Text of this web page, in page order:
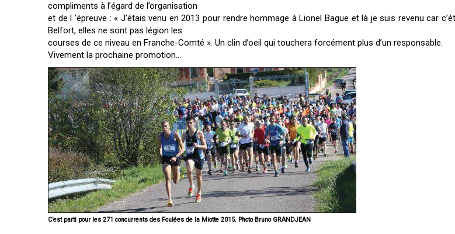
compliments à l’égard de l’organisation
et de l ’épreuve : « J’étais venu en 2013 pour rendre hommage à Lionel Bague et là je suis revenu car
Belfort, elles ne sont pas légion les
courses de ce niveau en Franche-Comté ». Un clin d’oeil qui touchera forcément plus d’un responsable.
Vivement la prochaine promotion…
C’est parti pour les 271 concurrents des Foulées de la Miotte 2015. Photo Bruno GRANDJEAN